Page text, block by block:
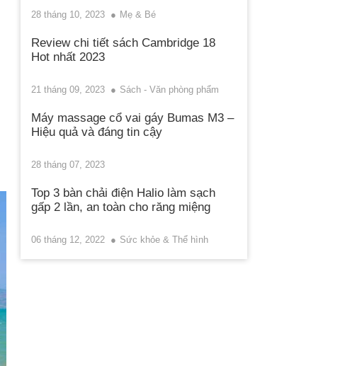
28 tháng 10, 2023 Mẹ & Bé
Review chi tiết sách Cambridge 18
Hot nhất 2023
21 tháng 09, 2023 Sách - Văn phòng phẩm
Máy massage cổ vai gáy Bumas M3 –
Hiệu quả và đáng tin cậy
28 tháng 07, 2023
Top 3 bàn chải điện Halio làm sạch
gấp 2 lần, an toàn cho răng miệng
06 tháng 12, 2022 Sức khỏe & Thể hình